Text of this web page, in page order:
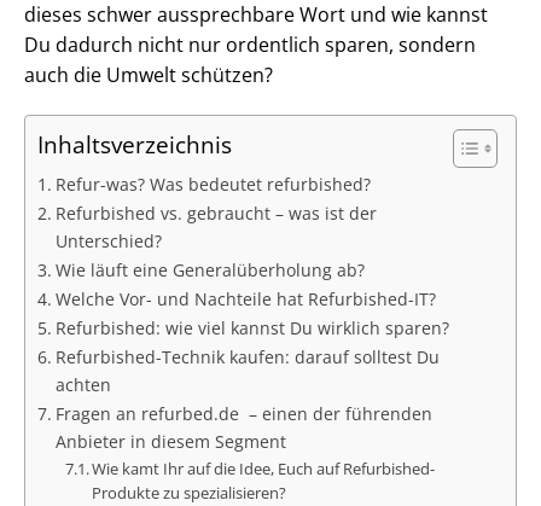
dieses schwer aussprechbare Wort und wie kannst
Du dadurch nicht nur ordentlich sparen, sondern
auch die Umwelt schützen?
Inhaltsverzeichnis
Refur-was? Was bedeutet refurbished?
Refurbished vs. gebraucht – was ist der
Unterschied?
Wie läuft eine Generalüberholung ab?
Welche Vor- und Nachteile hat Refurbished-IT?
Refurbished: wie viel kannst Du wirklich sparen?
Refurbished-Technik kaufen: darauf solltest Du
achten
Fragen an refurbed.de – einen der führenden
Anbieter in diesem Segment
Wie kamt Ihr auf die Idee, Euch auf Refurbished-
Produkte zu spezialisieren?